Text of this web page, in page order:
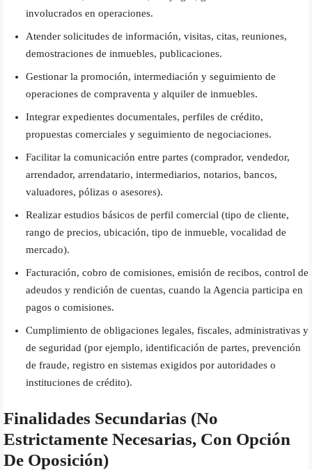
involucrados en operaciones.
Atender solicitudes de información, visitas, citas, reuniones,
demostraciones de inmuebles, publicaciones.
Gestionar la promoción, intermediación y seguimiento de
operaciones de compraventa y alquiler de inmuebles.
Integrar expedientes documentales, perfiles de crédito,
propuestas comerciales y seguimiento de negociaciones.
Facilitar la comunicación entre partes (comprador, vendedor,
arrendador, arrendatario, intermediarios, notarios, bancos,
valuadores, pólizas o asesores).
Realizar estudios básicos de perfil comercial (tipo de cliente,
rango de precios, ubicación, tipo de inmueble, vocalidad de
mercado).
Facturación, cobro de comisiones, emisión de recibos, control de
adeudos y rendición de cuentas, cuando la Agencia participa en
pagos o comisiones.
Cumplimiento de obligaciones legales, fiscales, administrativas y
de seguridad (por ejemplo, identificación de partes, prevención
de fraude, registro en sistemas exigidos por autoridades o
instituciones de crédito).
Finalidades Secundarias (no
Estrictamente Necesarias, Con Opción
De Oposición)